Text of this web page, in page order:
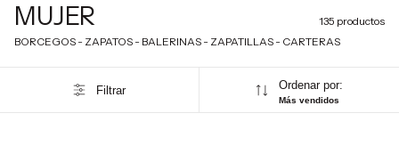
MUJER
135 productos
BORCEGOS - ZAPATOS - BALERINAS - ZAPATILLAS - CARTERAS
Filtrar Ordenar por:
Más vendidos